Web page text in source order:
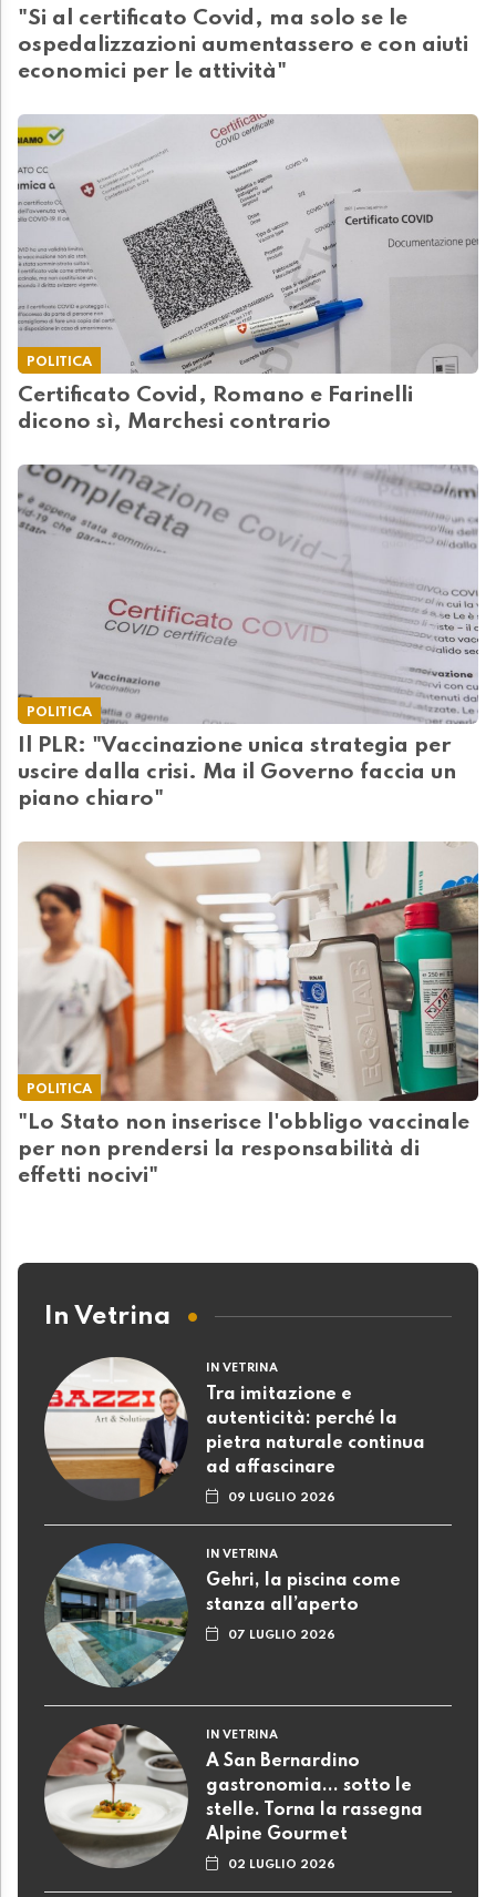
"Si al certificato Covid, ma solo se le
ospedalizzazioni aumentassero e con aiuti
economici per le attività"
POLITICA
Certificato Covid, Romano e Farinelli
dicono sì, Marchesi contrario
POLITICA
Il PLR: "Vaccinazione unica strategia per
uscire dalla crisi. Ma il Governo faccia un
piano chiaro"
POLITICA
"Lo Stato non inserisce l'obbligo vaccinale
per non prendersi la responsabilità di
effetti nocivi"
In Vetrina
IN VETRINA
Tra imitazione e
autenticità: perché la
pietra naturale continua
ad affascinare
09 LUGLIO 2026
IN VETRINA
Gehri, la piscina come
stanza all’aperto
07 LUGLIO 2026
IN VETRINA
A San Bernardino
gastronomia... sotto le
stelle. Torna la rassegna
Alpine Gourmet
02 LUGLIO 2026